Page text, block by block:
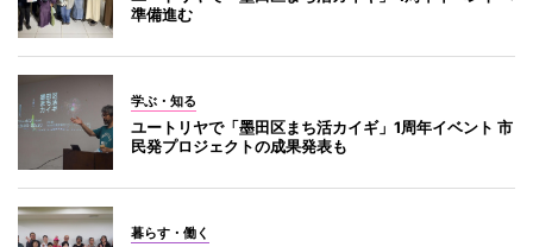
準備進む
学ぶ・知る
ユートリヤで「墨田区まち活カイギ」1周年イベント 市
民発プロジェクトの成果発表も
暮らす・働く